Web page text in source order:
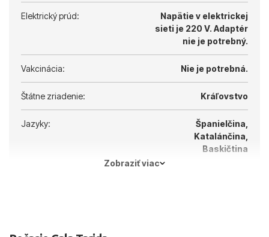
Elektrický prúd:
Napätie v elektrickej
sieti je 220 V. Adaptér
nie je potrebný.
Vakcinácia: Nie je potrebná.
Štátne zriadenie: Kráľovstvo
Jazyky:
Španielčina,
Katalánčina,
Baskičtina
Zobraziť viac